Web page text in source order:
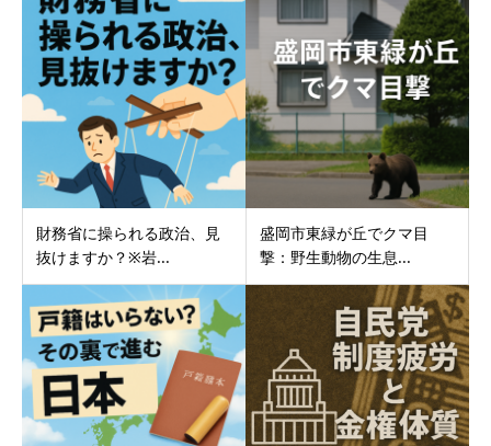
財務省に操られる政治、見
抜けますか？※岩...
盛岡市東緑が丘でクマ目
撃：野生動物の生息...